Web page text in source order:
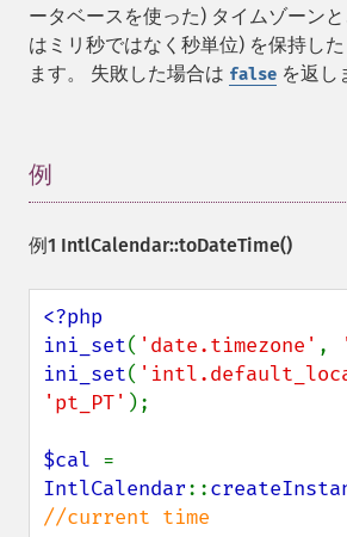
ータベースを使った) タイムゾーン
はミリ秒ではなく秒単位) を保持した
ます。 失敗した場合は false を返し
例
例1 IntlCalendar::toDateTime()
<?php
ini_set( 'date.timezone' ,
ini_set(
'pt_PT' );
$cal
IntlCalendar::
//current time